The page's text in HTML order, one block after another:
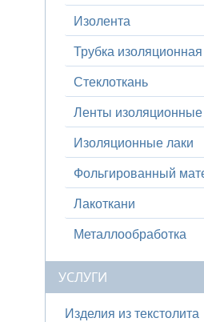
Изолента
Трубка изоляционная
Стеклоткань
Ленты изоляционные
Изоляционные лаки
Фольгированный
Лакоткани
Металлообработка
УСЛУГИ
Изделия из текстолита